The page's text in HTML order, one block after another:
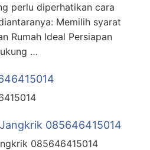
perlu diperhatikan cara
Memilih syarat
Rumah Ideal Persiapan
…
085646415014
085646415014